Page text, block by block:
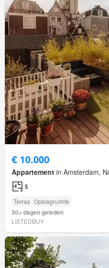
€ 10.000
Appartement in Amsterdam,
5
Terras Opslagruimte
30+ dagen geleden
LISTEDBUY